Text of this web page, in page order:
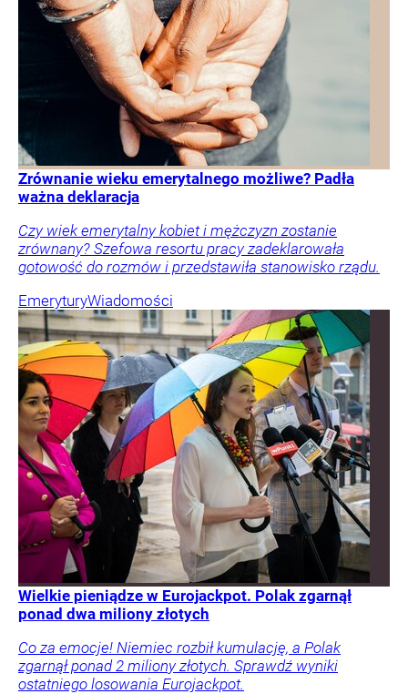
Zrównanie wieku emerytalnego możliwe? Padła
ważna deklaracja
Czy wiek emerytalny kobiet i mężczyzn zostanie
zrównany? Szefowa resortu pracy zadeklarowała
gotowość do rozmów i przedstawiła stanowisko rządu.
EmeryturyWiadomości
Wielkie pieniądze w Eurojackpot. Polak zgarnął
ponad dwa miliony złotych
Co za emocje! Niemiec rozbił kumulację, a Polak
zgarnął ponad 2 miliony złotych. Sprawdź wyniki
ostatniego losowania Eurojackpot.